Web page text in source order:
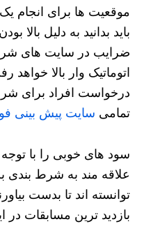
موقعیت ها برای
باید بدانید به دلیل
ضرایب در سایت های
اتوماتیک وار بالا
درخواست افراد برای
تمامی سایت پیش بینی
سود های خوبی را با
علاقه مند به شرط بندی
توانسته اند تا بدست
بازدید ترین مسابقات در